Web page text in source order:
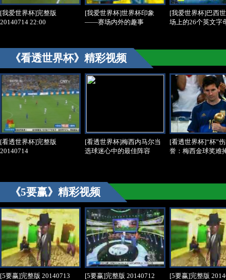
[我爱世界杯]完整版
20140714 22:00
[我爱世界杯]世界杯印象
——赛场内外的趣事
[我爱世界杯]巴西
场上的26个英文字
《看透世界杯》精彩视频
[看透世界杯]完整版
20140714
[看透世界杯]梅西内马尔当
选球迷心中的最佳阵容
[看透世界杯]“杯”
誉：梅西金球奖难
《5要赢》精彩视频
[5要赢]完整版 20140713 [5要赢]完整版 20140712 [5要赢]完整版